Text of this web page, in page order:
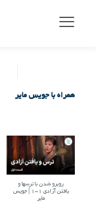
همراه با جویس مایر
روبرو شدن با ترسها و
یافتن آزادی ۱-۱ | جویس
مایر